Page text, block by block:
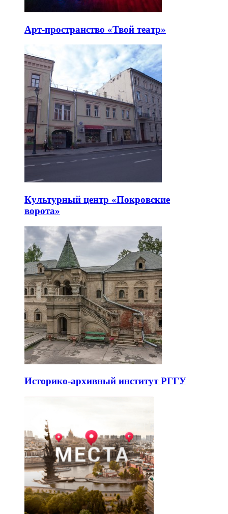
Арт-пространство «Твой театр»
Культурный центр «Покровские
ворота»
Историко-архивный институт РГГУ